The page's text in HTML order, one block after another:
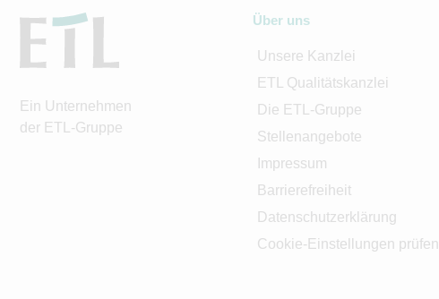
Ein Unternehmen
der ETL-Gruppe
Über uns
Unsere Kanzlei
ETL Qualitätskanzlei
Die ETL-Gruppe
Stellenangebote
Impressum
Barrierefreiheit
Datenschutzerklärung
Cookie-Einstellungen prüfen